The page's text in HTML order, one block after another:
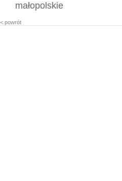
małopolskie
< powrót